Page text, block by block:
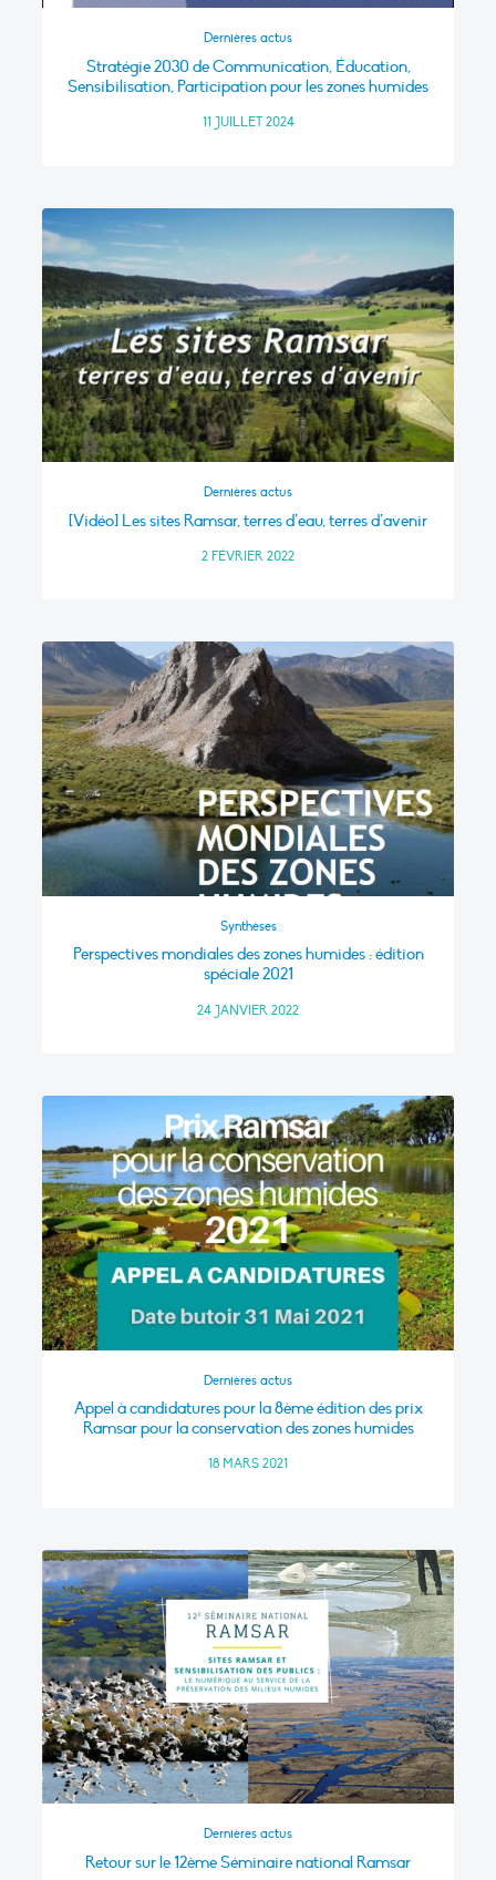
Dernières actus
Stratégie 2030 de Communication, Éducation,
Sensibilisation, Participation pour les zones humides
11 JUILLET 2024
Dernières actus
[Vidéo] Les sites Ramsar, terres d’eau, terres d’avenir
2 FÉVRIER 2022
Synthèses
Perspectives mondiales des zones humides : édition
spéciale 2021
24 JANVIER 2022
Dernières actus
Appel à candidatures pour la 8ème édition des prix
Ramsar pour la conservation des zones humides
18 MARS 2021
Dernières actus
Retour sur le 12ème Séminaire national Ramsar